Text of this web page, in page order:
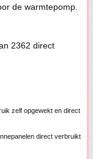
de warmtepomp.
2362 direct
zelf opgewekt en direct
direct verbruikt